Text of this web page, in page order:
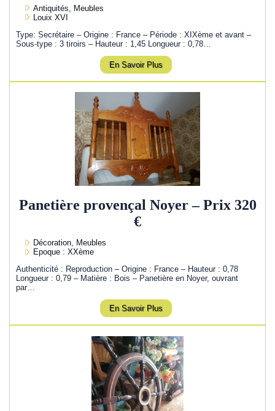
Antiquités, Meubles
Louix XVI
Type: Secrétaire – Origine : France – Période : XIXème et avant –
Sous-type : 3 tiroirs – Hauteur : 1,45 Longueur : 0,78…
En Savoir Plus
Panetière provençal Noyer – Prix 320
€
Décoration, Meubles
Epoque : XXème
Authenticité : Reproduction – Origine : France – Hauteur : 0,78
Longueur : 0,79 – Matière : Bois – Panetière en Noyer, ouvrant
par…
En Savoir Plus